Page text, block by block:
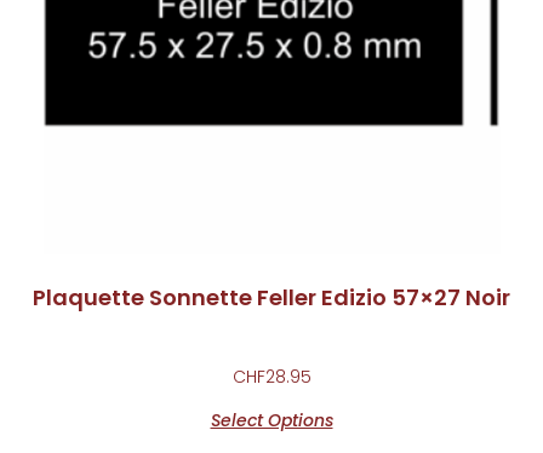
Plaquette Sonnette Feller Edizio 57×27 Noir
CHF28.95
Select Options